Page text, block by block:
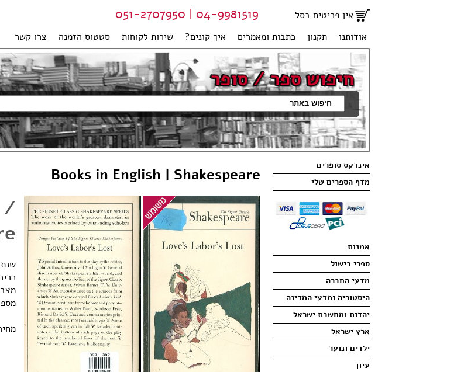
אין פריטים בסל
אודותנו
תקנון כתבות ומאמרים איך קונים? שירות לקוחות סטטוס הזמנה צרו קשר
04-9981519 | 051-2707950
אינדקס סופרים
מדף הספרים שלי
אמנות
ספרי בישול
מדעי החברה
היסטוריה ומדעי המדינה
יהדות ומחשבת ישראל
ארץ ישראל
ילדים ונוער
עיון
Books in English | Shakespeare
/
שנת
מספר